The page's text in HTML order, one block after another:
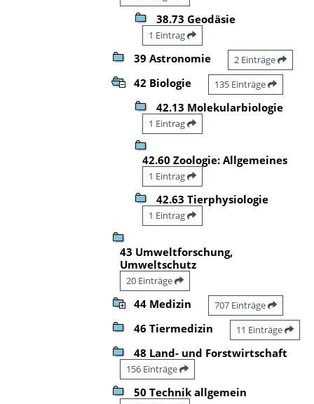
38.73 Geodäsie
1 Eintrag
39 Astronomie 2 Einträge
42 Biologie 135 Einträge
42.13 Molekularbiologie
1 Eintrag
42.60 Zoologie: Allgemeines
1 Eintrag
42.63 Tierphysiologie
1 Eintrag
43 Umweltforschung,
Umweltschutz
20 Einträge
44 Medizin 707 Einträge
46 Tiermedizin 11 Einträge
48 Land- und Forstwirtschaft
156 Einträge
50 Technik allgemein